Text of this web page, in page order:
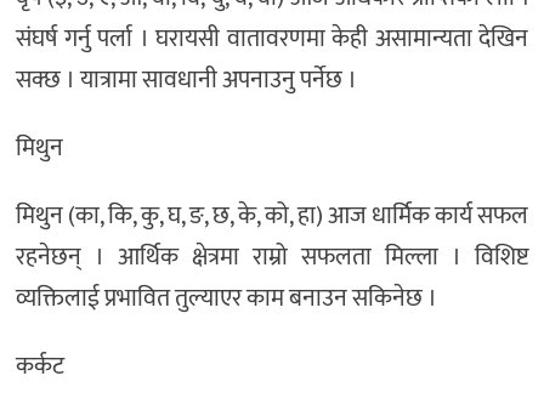
संघर्ष गर्नु पर्ला । घरायसी वातावरणमा केही असामान्यता देखिन
सक्छ । यात्रामा सावधानी अपनाउनु पर्नेछ ।
मिथुन
मिथुन (का, कि, कु, घ, ङ, छ, के, को, हा) आज धार्मिक कार्य सफल
रहनेछन् । आर्थिक क्षेत्रमा राम्रो सफलता मिल्ला । विशिष्ट
व्यक्तिलाई प्रभावित तुल्याएर काम बनाउन सकिनेछ ।
कर्कट